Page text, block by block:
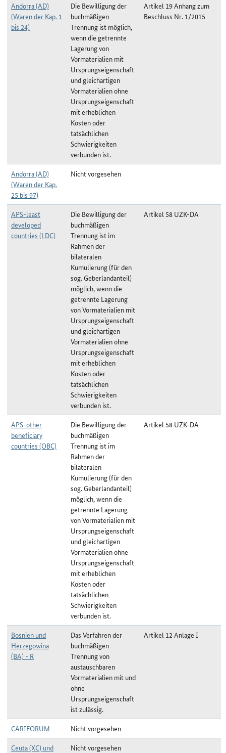
Andorra (AD)
(Waren der Kap. 1
bis 24)
Die Bewilligung der
buchmäßigen
Trennung ist möglich,
wenn die getrennte
Lagerung von
Vormaterialien mit
Ursprungseigenschaft
und gleichartigen
Vormaterialien ohne
Ursprungseigenschaft
mit erheblichen
Kosten oder
tatsächlichen
Schwierigkeiten
verbunden ist.
Artikel 19 Anhang zum
Beschluss Nr. 1/2015
Andorra (AD)
(Waren der Kap.
25 bis 97)
Nicht vorgesehen
APS-least
developed
countries (LDC)
Die Bewilligung der
buchmäßigen
Trennung ist im
Rahmen der
bilateralen
Kumulierung (für den
sog. Geberlandanteil)
möglich, wenn die
getrennte Lagerung
von Vormaterialien mit
Ursprungseigenschaft
und gleichartigen
Vormaterialien ohne
Ursprungseigenschaft
mit erheblichen
Kosten oder
tatsächlichen
Schwierigkeiten
verbunden ist.
Artikel 58 UZK-DA
APS-other
beneficiary
countries (OBC)
Die Bewilligung der
buchmäßigen
Trennung ist im
Rahmen der
bilateralen
Kumulierung (für den
sog. Geberlandanteil)
möglich, wenn die
getrennte Lagerung
von Vormaterialien mit
Ursprungseigenschaft
und gleichartigen
Vormaterialien ohne
Ursprungseigenschaft
mit erheblichen
Kosten oder
tatsächlichen
Schwierigkeiten
verbunden ist.
Artikel 58 UZK-DA
Bosnien und
Herzegowina
(BA) - R
Das Verfahren der
buchmäßigen
Trennung von
austauschbaren
Vormaterialien mit und
ohne
Ursprungseigenschaft
ist zulässig.
Artikel 12 Anlage I
CARIFORUM
Nicht vorgesehen
Ceuta (XC) und
Nicht vorgesehen